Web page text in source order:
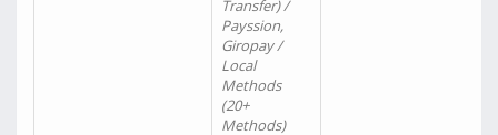
Transfer) /
Payssion,
Giropay /
Local
Methods
(20+
Methods)